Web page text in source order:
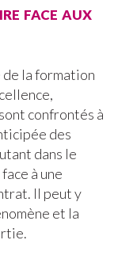
face aux
la formation
confrontés à
des
dans le
à une
Il peut y
et la